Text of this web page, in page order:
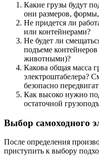
Какие грузы будут
они размеров, формы,
Не придется ли
или контейнерами?
Не будет ли
подъеме
животными)?
Какова общая масса
электроштабелера?
безопасно
Как высоко нужно
остаточной
Выбор самоходного
После определения
приступить к выбору